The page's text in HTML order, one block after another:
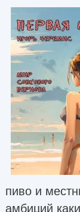
пиво и
амбиций